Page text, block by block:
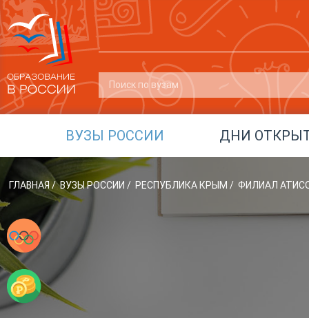
ВУЗЫ РОССИИ ДНИ
ГЛАВНАЯ / ВУЗЫ РОССИИ / РЕСПУБЛИКА КРЫМ / ФИЛИАЛ